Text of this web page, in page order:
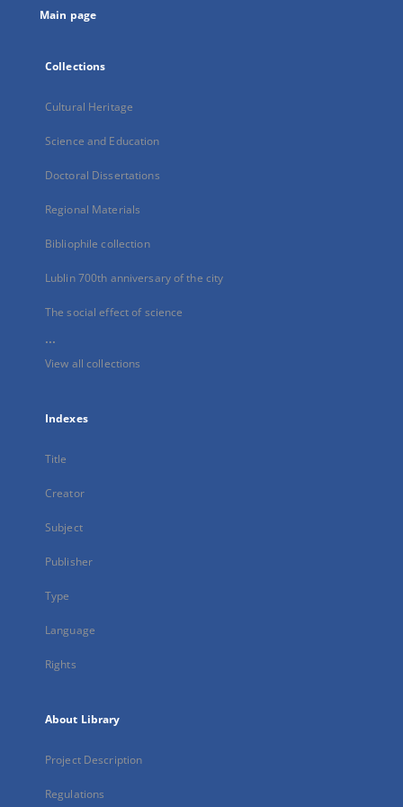
Main page
Collections
Cultural Heritage
Science and Education
Doctoral Dissertations
Regional Materials
Bibliophile collection
Lublin 700th anniversary of the city
The social effect of science
...
View all collections
Indexes
Title
Creator
Subject
Publisher
Type
Language
Rights
About Library
Project Description
Regulations